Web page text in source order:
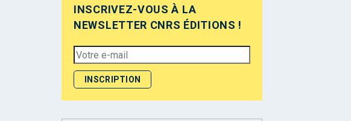
INSCRIVEZ-VOUS À LA
NEWSLETTER CNRS ÉDITIONS !